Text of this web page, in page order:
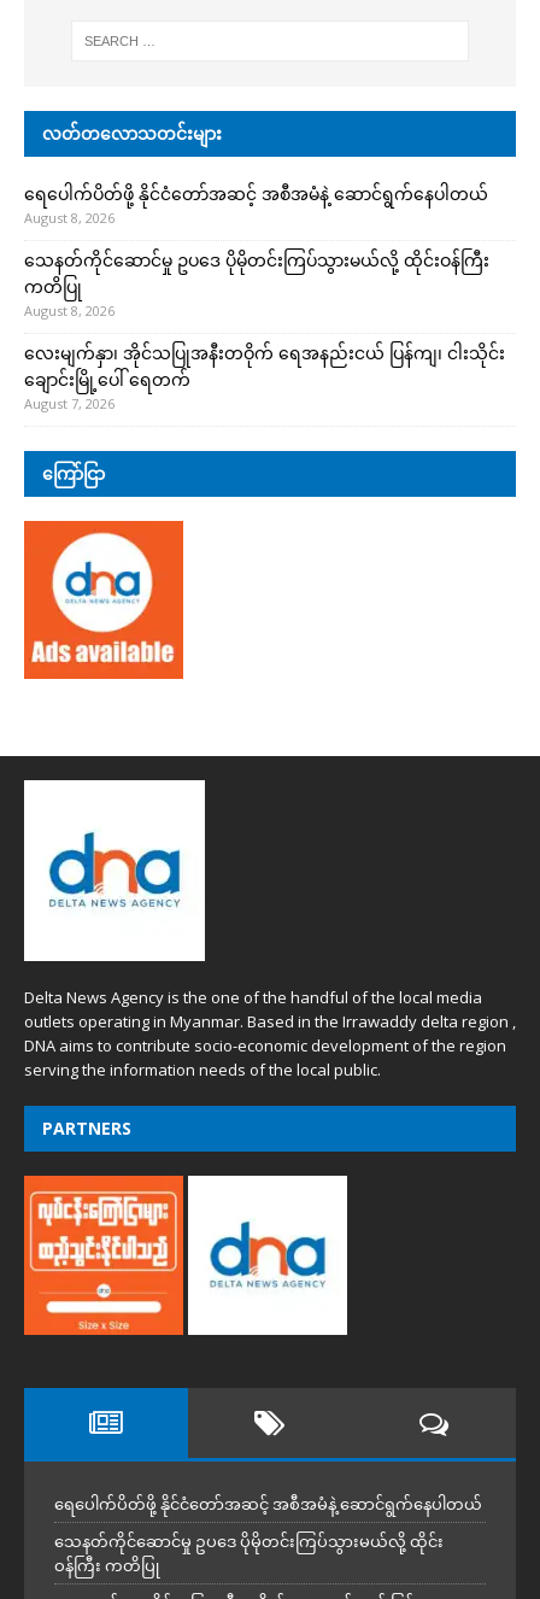
လတ်တလောသတင်းများ
ရေပေါက်ပိတ်ဖို့ နိုင်ငံတော်အဆင့် အစီအမံနဲ့ ဆောင်ရွက်နေပါတယ်
August 8, 2026
သေနတ်ကိုင်ဆောင်မှု ဥပဒေ ပိုမိုတင်းကြပ်သွားမယ်လို့ ထိုင်းဝန်ကြီး
ကတိပြု
August 8, 2026
လေးမျက်နှာ၊ အိုင်သပြုအနီးတဝိုက် ရေအနည်းငယ် ပြန်ကျ၊ ငါးသိုင်း
ချောင်းမြို့ပေါ် ရေတက်
August 7, 2026
ကြော်ငြာ
Delta News Agency is the one of the handful of the local media
outlets operating in Myanmar. Based in the Irrawaddy delta region ,
DNA aims to contribute socio-economic development of the region
serving the information needs of the local public.
PARTNERS
ရေပေါက်ပိတ်ဖို့ နိုင်ငံတော်အဆင့် အစီအမံနဲ့ ဆောင်ရွက်နေပါတယ်
သေနတ်ကိုင်ဆောင်မှု ဥပဒေ ပိုမိုတင်းကြပ်သွားမယ်လို့ ထိုင်း
ဝန်ကြီး ကတိပြု